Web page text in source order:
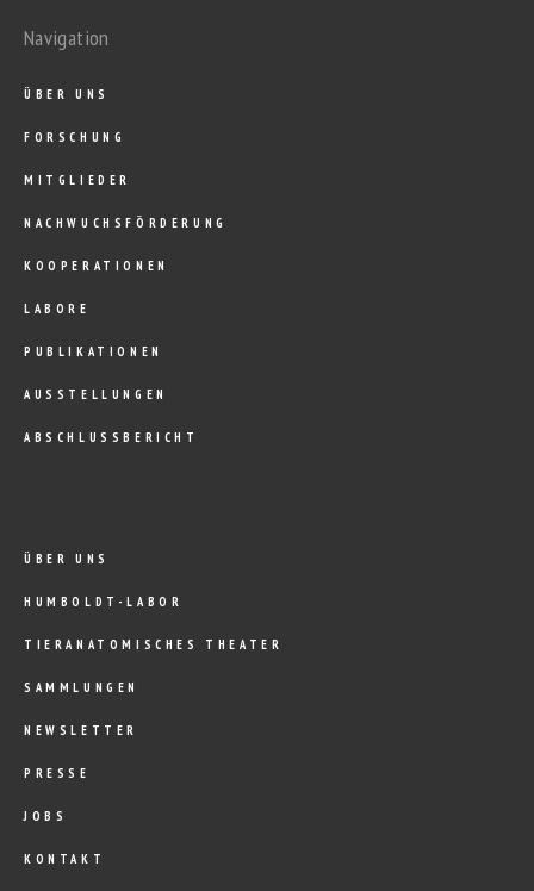
Navigation
ÜBER UNS
FORSCHUNG
MITGLIEDER
NACHWUCHSFÖRDERUNG
KOOPERATIONEN
LABORE
PUBLIKATIONEN
AUSSTELLUNGEN
ABSCHLUSSBERICHT
ÜBER UNS
HUMBOLDT-LABOR
TIERANATOMISCHES THEATER
SAMMLUNGEN
NEWSLETTER
PRESSE
JOBS
KONTAKT